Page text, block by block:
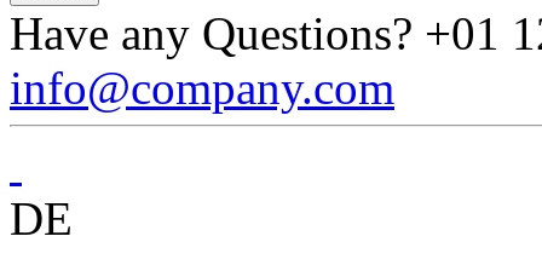
Have any Questions? +01
info@company.com
DE